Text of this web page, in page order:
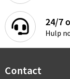
24/7
Hulp
Contact